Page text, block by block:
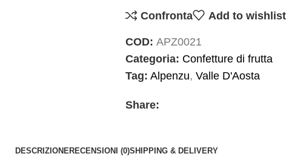
Confronta Add to wishlist
COD: APZ0021
Categoria: Confetture di frutta
Tag: Alpenzu, Valle D'Aosta
Share:
DESCRIZIONERECENSIONI (0)SHIPPING & DELIVERY